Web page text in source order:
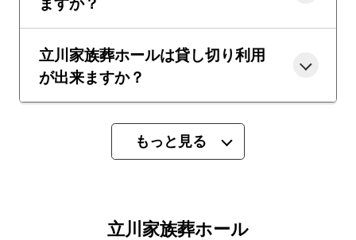
立川家族葬ホールは貸し切り利用
が出来ますか？
もっと見る
立川家族葬ホール